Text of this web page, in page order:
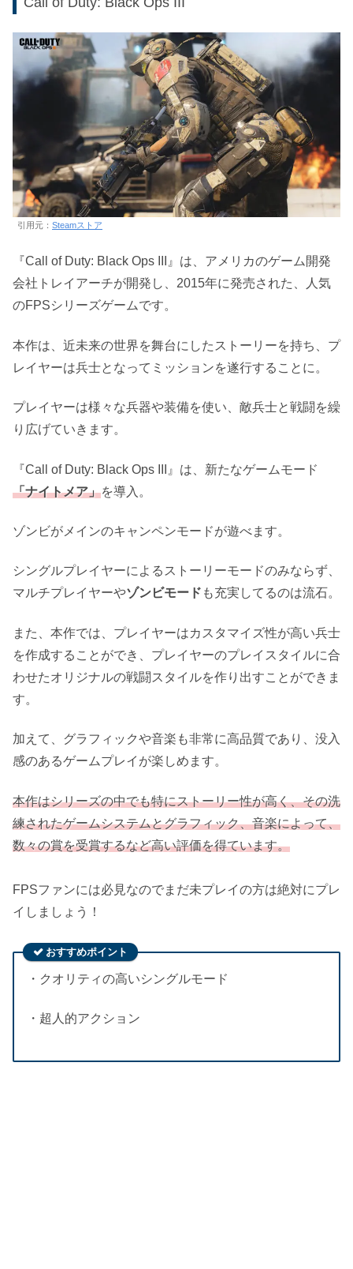
引用元： Steamストア
『Call of Duty: Black Ops III』は、アメリカのゲーム開発
会社トレイアーチが開発し、2015年に発売された、人気
のFPSシリーズゲームです。
本作は、近未来の世界を舞台にしたストーリーを持ち、プ
レイヤーは兵士となってミッションを遂行することに。
プレイヤーは様々な兵器や装備を使い、敵兵士と戦闘を繰
り広げていきます。
『Call of Duty: Black Ops III』は、新たなゲームモード
「ナイトメア」を導入。
ゾンビがメインのキャンペンモードが遊べます。
シングルプレイヤーによるストーリーモードのみならず、
マルチプレイヤーやゾンビモード も充実してるのは流石。
また、本作では、プレイヤーはカスタマイズ性が高い兵士
を作成することができ、プレイヤーのプレイスタイルに合
わせたオリジナルの戦闘スタイルを作り出すことができま
す。
加えて、グラフィックや音楽も非常に高品質であり、没入
感のあるゲームプレイが楽しめます。
本作はシリーズの中でも特にストーリー性が高く、その洗
練されたゲームシステムとグラフィック、音楽によって、
数々の賞を受賞するなど高い評価を得ています。
FPSファンには必見なのでまだ未プレイの方は絶対にプレ
イしましょう！
おすすめポイント
・クオリティの高いシングルモード
・超人的アクション